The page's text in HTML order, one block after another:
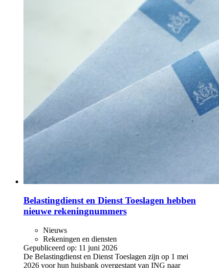
Belastingdienst en Dienst Toeslagen hebben
nieuwe rekeningnummers
Nieuws
Rekeningen en diensten
Gepubliceerd op: 11 juni 2026
De Belastingdienst en Dienst Toeslagen zijn op 1 mei
2026 voor hun huisbank overgestapt van ING naar